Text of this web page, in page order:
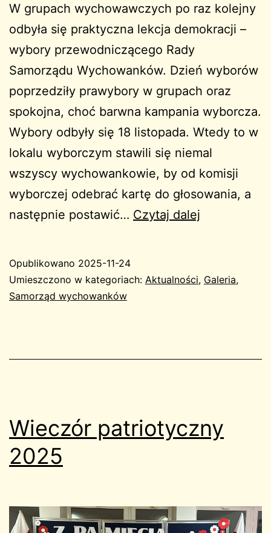
W grupach wychowawczych po raz kolejny
odbyła się praktyczna lekcja demokracji –
wybory przewodniczącego Rady
Samorządu Wychowanków. Dzień wyborów
poprzedziły prawybory w grupach oraz
spokojna, choć barwna kampania wyborcza.
Wybory odbyły się 18 listopada. Wtedy to w
lokalu wyborczym stawili się niemal
wszyscy wychowankowie, by od komisji
wyborczej odebrać kartę do głosowania, a
następnie postawić… Czytaj dalej
Opublikowano 2025-11-24
Umieszczono w kategoriach: Aktualności, Galeria,
Samorząd wychowanków
Wieczór patriotyczny
2025